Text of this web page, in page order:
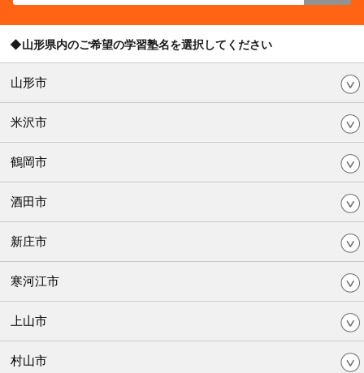
◆山形県内のご希望の学習塾名を選択してください
山形市
米沢市
鶴岡市
酒田市
新庄市
寒河江市
上山市
村山市